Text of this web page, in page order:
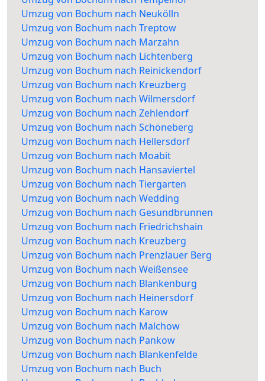
Umzug von Bochum nach Neukölln
Umzug von Bochum nach Treptow
Umzug von Bochum nach Marzahn
Umzug von Bochum nach Lichtenberg
Umzug von Bochum nach Reinickendorf
Umzug von Bochum nach Kreuzberg
Umzug von Bochum nach Wilmersdorf
Umzug von Bochum nach Zehlendorf
Umzug von Bochum nach Schöneberg
Umzug von Bochum nach Hellersdorf
Umzug von Bochum nach Moabit
Umzug von Bochum nach Hansaviertel
Umzug von Bochum nach Tiergarten
Umzug von Bochum nach Wedding
Umzug von Bochum nach Gesundbrunnen
Umzug von Bochum nach Friedrichshain
Umzug von Bochum nach Kreuzberg
Umzug von Bochum nach Prenzlauer Berg
Umzug von Bochum nach Weißensee
Umzug von Bochum nach Blankenburg
Umzug von Bochum nach Heinersdorf
Umzug von Bochum nach Karow
Umzug von Bochum nach Malchow
Umzug von Bochum nach Pankow
Umzug von Bochum nach Blankenfelde
Umzug von Bochum nach Buch